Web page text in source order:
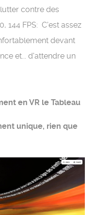
contre des
144 FPS: C'est assez
devant
et... d'attendre un
en VR le Tableau
unique, rien que